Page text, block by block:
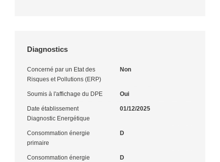
Diagnostics
Concerné par un Etat des
Risques et Pollutions (ERP)
Non
Soumis à l'affichage du DPE Oui
Date établissement
Diagnostic Energétique
01/12/2025
Consommation énergie
primaire
D
Consommation énergie
D